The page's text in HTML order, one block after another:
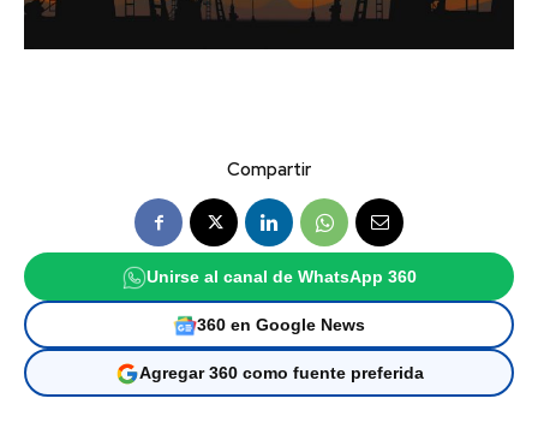
Compartir
Unirse al canal de WhatsApp 360
360 en Google News
Agregar 360 como fuente preferida